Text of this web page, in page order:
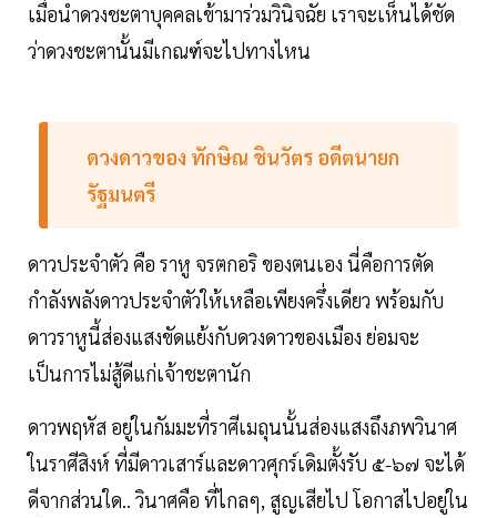
เมื่อนำดวงชะตาบุคคลเข้ามาร่วมวินิจฉัย เราจะเห็นได้ชัด
ว่าดวงชะตานั้นมีเกณฑ์จะไปทางไหน
ดวงดาวของ ทักษิณ ชินวัตร อดีตนายก
รัฐมนตรี
ดาวประจำตัว คือ ราหู จรตกอริ ของตนเอง นี่คือการตัด
กำลังพลังดาวประจำตัวให้เหลือเพียงครึ่งเดียว พร้อมกับ
ดาวราหูนี้ส่องแสงขัดแย้งกับดวงดาวของเมือง ย่อมจะ
เป็นการไม่สู้ดีแก่เจ้าชะตานัก
ดาวพฤหัส อยู่ในกัมมะที่ราศีเมถุนนั้นส่องแสงถึงภพวินาศ
ในราศีสิงห์ ที่มีดาวเสาร์และดาวศุกร์เดิมตั้งรับ ๕-๖๗ จะได้
ดีจากส่วนใด.. วินาศคือ ที่ไกลๆ, สูญเสียไป โอกาสไปอยู่ใน